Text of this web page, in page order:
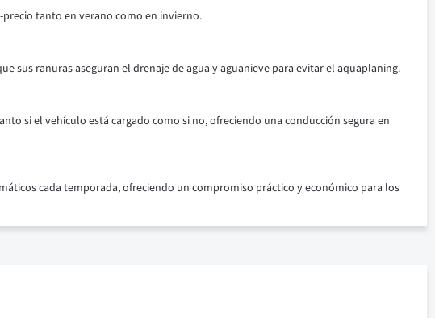
precio tanto en verano como en invierno.
sus ranuras aseguran el drenaje de agua y aguanieve para evitar el aquaplaning.
si el vehículo está cargado como si no, ofreciendo una conducción segura en
cada temporada, ofreciendo un compromiso práctico y económico para los